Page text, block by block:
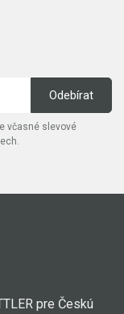
včasné slevové
pre Českú